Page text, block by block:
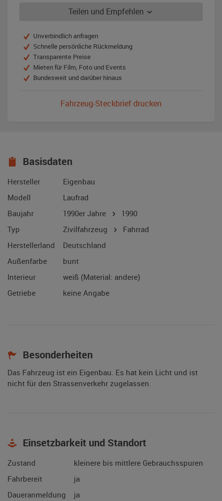
Teilen und Empfehlen
Unverbindlich anfragen
Schnelle persönliche Rückmeldung
Transparente Preise
Mieten für Film, Foto und Events
Bundesweit und darüber hinaus
Fahrzeug-Steckbrief drucken
Basisdaten
Hersteller
Eigenbau
Modell
Laufrad
Baujahr
1990er Jahre
1990
Typ
Zivilfahrzeug
Fahrrad
Herstellerland
Deutschland
Außenfarbe
bunt
Interieur
weiß (Material: andere)
Getriebe
keine Angabe
Besonderheiten
Das Fahrzeug ist ein Eigenbau. Es hat kein Licht und ist
nicht für den Strassenverkehr zugelassen.
Einsetzbarkeit und Standort
Zustand
kleinere bis mittlere Gebrauchsspuren
Fahrbereit
ja
Daueranmeldung
ja